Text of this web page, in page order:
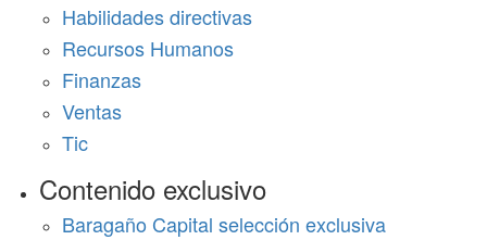
Habilidades directivas
Recursos Humanos
Finanzas
Ventas
Tic
Contenido exclusivo
Baragaño Capital selección exclusiva